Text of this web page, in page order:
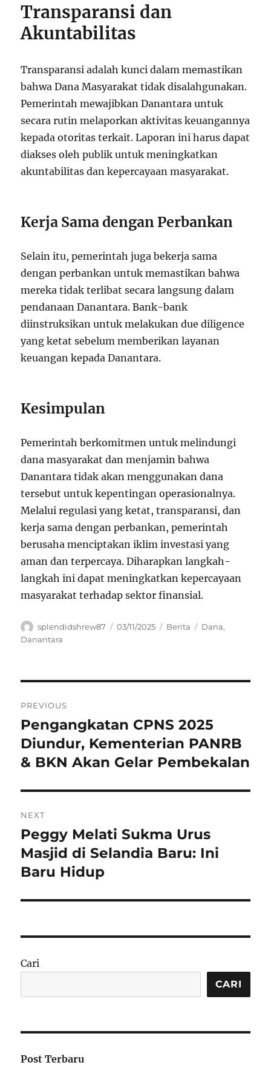
Transparansi dan
Akuntabilitas
Transparansi adalah kunci dalam memastikan
bahwa Dana Masyarakat tidak disalahgunakan.
Pemerintah mewajibkan Danantara untuk
secara rutin melaporkan aktivitas keuangannya
kepada otoritas terkait. Laporan ini harus dapat
diakses oleh publik untuk meningkatkan
akuntabilitas dan kepercayaan masyarakat.
Kerja Sama dengan Perbankan
Selain itu, pemerintah juga bekerja sama
dengan perbankan untuk memastikan bahwa
mereka tidak terlibat secara langsung dalam
pendanaan Danantara. Bank-bank
diinstruksikan untuk melakukan due diligence
yang ketat sebelum memberikan layanan
keuangan kepada Danantara.
Kesimpulan
Pemerintah berkomitmen untuk melindungi
dana masyarakat dan menjamin bahwa
Danantara tidak akan menggunakan dana
tersebut untuk kepentingan operasionalnya.
Melalui regulasi yang ketat, transparansi, dan
kerja sama dengan perbankan, pemerintah
berusaha menciptakan iklim investasi yang
aman dan terpercaya. Diharapkan langkah-
langkah ini dapat meningkatkan kepercayaan
masyarakat terhadap sektor finansial.
Author
splendidshrew87
Posted
03/11/2025 Categories
Berita Tags
Dana,
Danantara
pos
PREVIOUS
Previous
post:
Pengangkatan CPNS 2025
Diundur, Kementerian PANRB
& BKN Akan Gelar Pembekalan
NEXT
Next
post:
Peggy Melati Sukma Urus
Masjid di Selandia Baru: Ini
Baru Hidup
Cari
CARI
Post Terbaru